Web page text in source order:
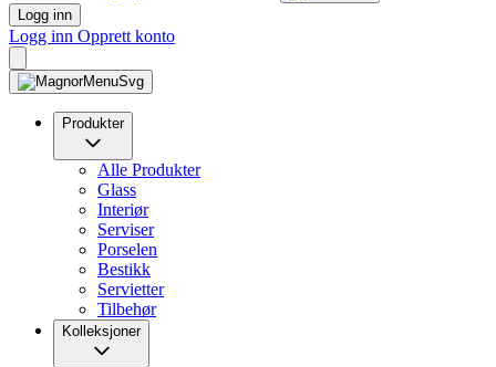
Logg inn
Logg inn Opprett konto
Produkter
Alle Produkter
Glass
Interiør
Serviser
Porselen
Bestikk
Servietter
Tilbehør
Kolleksjoner